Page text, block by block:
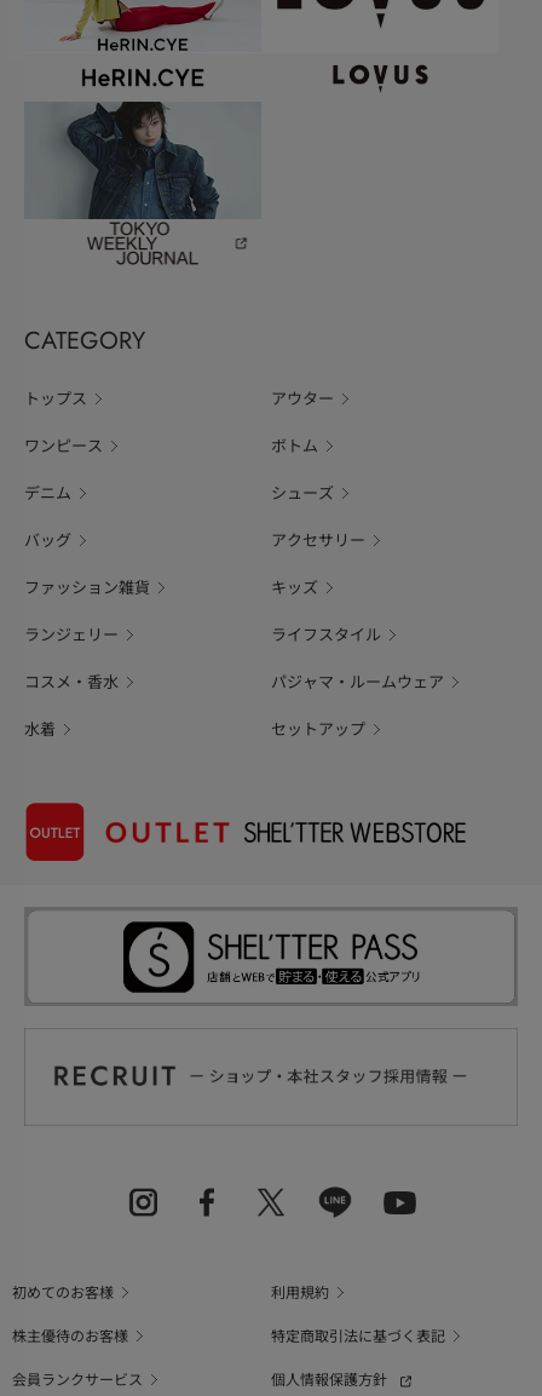
CATEGORY
トップス アウター
ワンピース ボトム
デニム シューズ
バッグ アクセサリー
ファッション雑貨 キッズ
ランジェリー ライフスタイル
コスメ・香水 パジャマ・ルームウェア
水着 セットアップ
初めてのお客様
利用規約
株主優待のお客様
特定商取引法に基づく表記
会員ランクサービス
個人情報保護方針